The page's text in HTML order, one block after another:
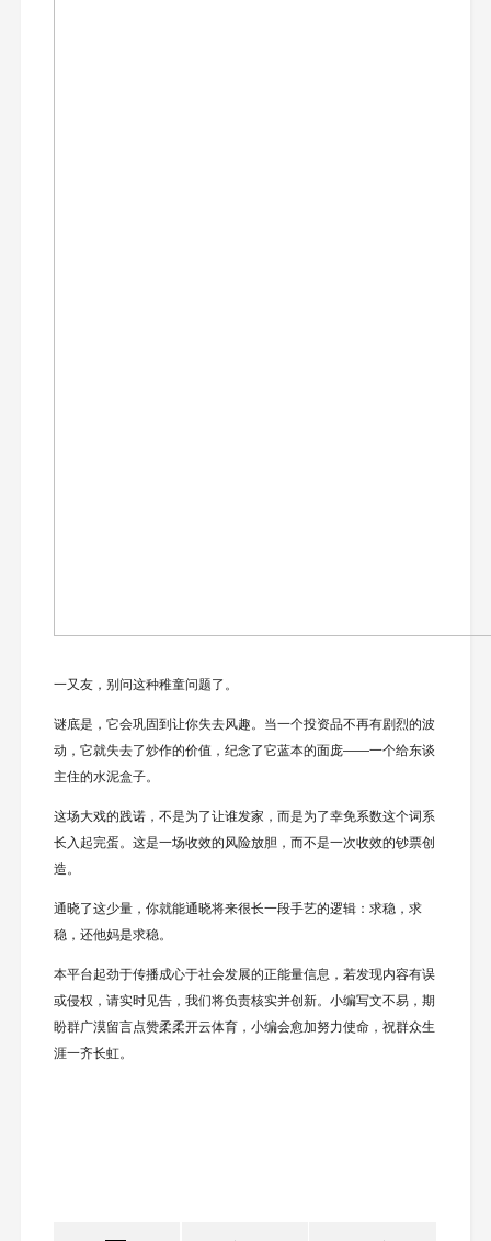
一又友，别问这种稚童问题了。
谜底是，它会巩固到让你失去风趣。当一个投资品不再有剧烈的波
动，它就失去了炒作的价值，纪念了它蓝本的面庞——一个给东谈
主住的水泥盒子。
这场大戏的践诺，不是为了让谁发家，而是为了幸免系数这个词系
长入起完蛋。这是一场收效的风险放胆，而不是一次收效的钞票创
造。
通晓了这少量，你就能通晓将来很长一段手艺的逻辑：求稳，求
稳，还他妈是求稳。
本平台起劲于传播成心于社会发展的正能量信息，若发现内容有误
或侵权，请实时见告，我们将负责核实并创新。小编写文不易，期
盼群广漠留言点赞柔柔开云体育，小编会愈加努力使命，祝群众生
涯一齐长虹。